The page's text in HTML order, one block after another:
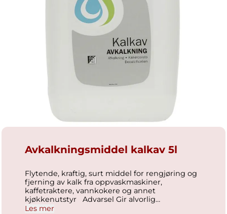
Avkalkningsmiddel kalkav 5l
Flytende, kraftig, surt middel for rengjøring og
fjerning av kalk fra oppvaskmaskiner,
kaffetraktere, vannkokere og annet
kjøkkenutstyr Advarsel Gir alvorlig
øyeirritasjon. Sikkerhetsdatablad Generell
Les mer